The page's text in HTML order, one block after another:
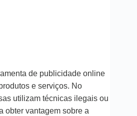
de publicidade online
e serviços. No
utilizam técnicas ilegais ou
obter vantagem sobre a